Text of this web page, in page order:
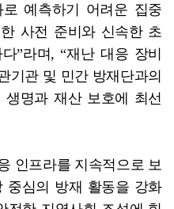
예측하기 어려운 집중
사전 준비와 신속한 초
”라며, “재난 대응 장비
기관 및 민간 방재단과의
명과 재산 보호에 최선
인프라를 지속적으로 보
중심의 방재 활동을 강화